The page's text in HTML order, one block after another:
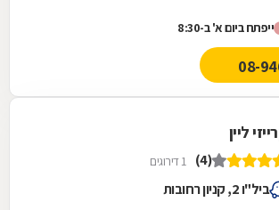
שלה בגדים...
ייפתח ביום א' ב-8:30
ליין
(4) 1 דירוגים
ביל"ו 2, קניון רחובות